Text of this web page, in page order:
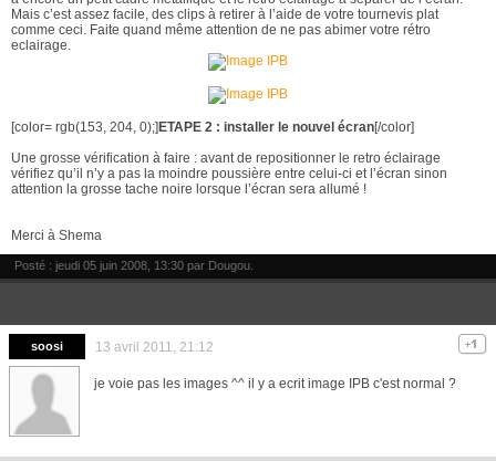
Mais c’est assez facile, des clips à retirer à l’aide de votre tournevis plat
comme ceci. Faite quand même attention de ne pas abimer votre rétro
eclairage.
[color= rgb(153, 204, 0);] ETAPE 2 : installer le nouvel écran[/color]
Une grosse vérification à faire : avant de repositionner le retro éclairage
vérifiez qu’il n’y a pas la moindre poussière entre celui-ci et l’écran sinon
attention la grosse tache noire lorsque l’écran sera allumé !
Merci à Shema
Posté : jeudi 05 juin 2008, 13:30 par Dougou
soosi 13 avril 2011, 21:12
je voie pas les images ^^ il y a ecrit image IPB c'est normal ?